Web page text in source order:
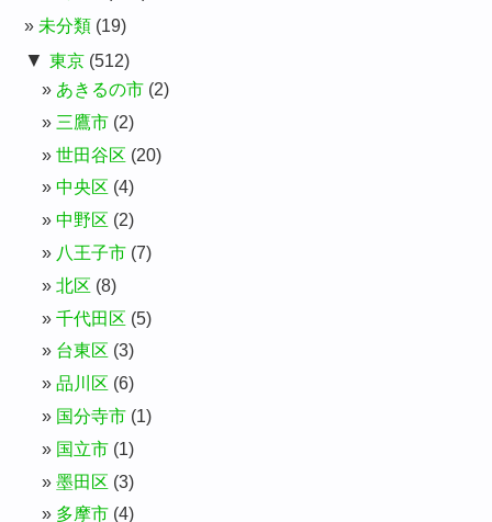
未分類 (19)
▼ 東京 (512)
あきるの市 (2)
三鷹市 (2)
世田谷区 (20)
中央区 (4)
中野区 (2)
八王子市 (7)
北区 (8)
千代田区 (5)
台東区 (3)
品川区 (6)
国分寺市 (1)
国立市 (1)
墨田区 (3)
多摩市 (4)